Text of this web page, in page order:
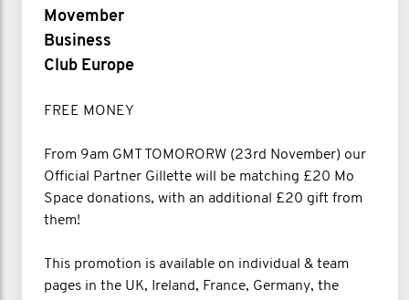
Movember
Business
Club Europe
FREE MONEY
From 9am GMT TOMORORW (23rd November) our
Official Partner Gillette will be matching £20 Mo
Space donations, with an additional £20 gift from
them!
This promotion is available on individual & team
pages in the UK, Ireland, France, Germany, the